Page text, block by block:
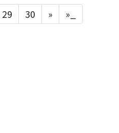
29 30 » »_